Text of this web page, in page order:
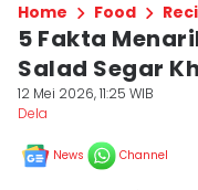
Home Food
5 Fakta
Salad Segar
12 Mei 2026, 11:25 WIB
Dela ‎
News Channel